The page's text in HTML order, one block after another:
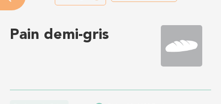
Pain demi-gris